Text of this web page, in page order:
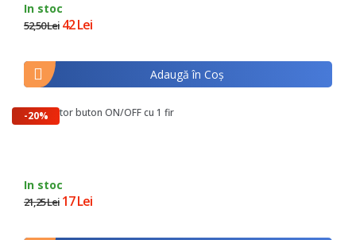
In stoc
52,50 Lei 42 Lei
Adaugă în Coş
-20%
Comutator buton ON/OFF cu 1 fir
In stoc
21,25 Lei 17 Lei